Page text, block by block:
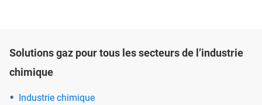
Solutions gaz pour tous les secteurs de l’industrie
chimique
Industrie chimique